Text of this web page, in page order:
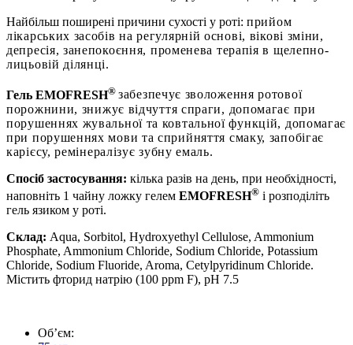
Найбільш поширені причини сухості у роті: прийом
лікарських засобів на регулярній основі, вікові зміни,
депресія, занепокоєння, променева терапія в щелепно-
лицьовій ділянці.
Гель EMOFRESH® забезпечує зволоження ротової
порожнини, знижує відчуття спраги, допомагає при
порушеннях жувальної та ковтальної функцій, допомагає
при порушеннях мови та сприйняття смаку, запобігає
карієсу,ремінералізує зубну емаль.
Спосіб застосування: кілька разів на день, при необхідності,
наповніть 1 чайну ложку гелем EMOFRESH® і розподіліть
гель язиком у роті.
Склад: Aqua, Sorbitol, Hydroxyethyl Cellulose, Ammonium
Phosphate, Ammonium Chloride, Sodium Chloride, Potassium
Chloride, Sodium Fluoride, Aroma, Cetylpyridinum Chloride.
Містить фторид натрію (100 ppm F), pH 7.5
Обʼєм: